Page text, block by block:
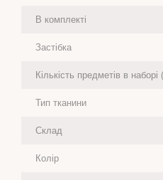
В комплекті
Застібка
Кількість предметів в наборі
Тип тканини
Склад
Колір